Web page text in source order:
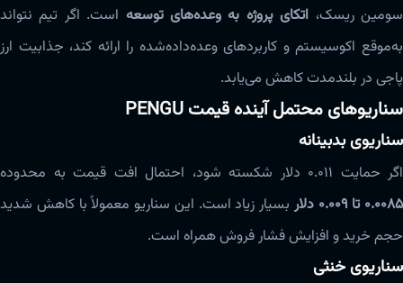
سومین ریسک، اتکای پروژه به وعده‌های توسعه است. اگر تیم نتواند
به‌موقع اکوسیستم و کاربردهای وعده‌داده‌شده را ارائه کند، جذابیت ارز
پاجی در بلندمدت کاهش می‌یابد.
سناریوهای محتمل آینده قیمت PENGU
سناریوی بدبینانه
اگر حمایت ۰.۰۱۱ دلار شکسته شود، احتمال افت قیمت به محدوده
۰.۰۰۸۵ تا ۰.۰۰۹ دلار
بسیار زیاد است. این سناریو معمولاً با کاهش شدید
حجم خرید و افزایش فشار فروش همراه است.
سناریوی خنثی